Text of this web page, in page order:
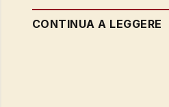
CONTINUA A LEGGERE